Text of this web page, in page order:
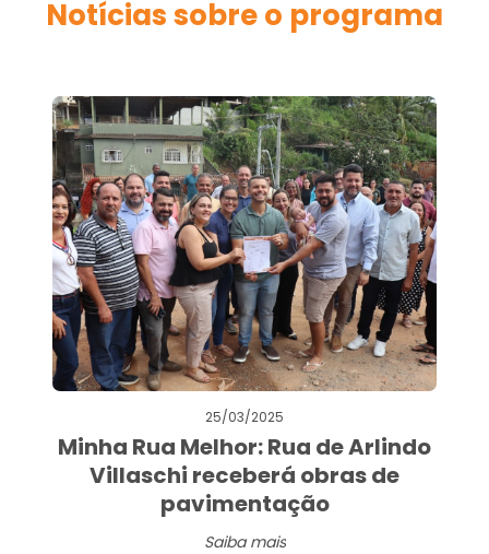
Notícias sobre o programa
25/03/2025
Minha Rua Melhor: Rua de Arlindo
Villaschi receberá obras de
pavimentação
Saiba mais